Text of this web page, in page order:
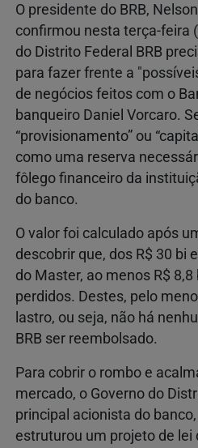
O presidente do BRB,
confirmou nesta terça-feira
do Distrito Federal BRB
para fazer frente a
de negócios feitos com o
banqueiro Daniel Vorcaro.
“provisionamento” ou
como uma reserva
fôlego financeiro da
do banco.
O valor foi calculado após
descobrir que, dos R$ 30 bi
do Master, ao menos R$
perdidos. Destes, pelo
lastro, ou seja, não há
BRB ser reembolsado.
Para cobrir o rombo e
mercado, o Governo do
principal acionista do
estruturou um projeto de lei